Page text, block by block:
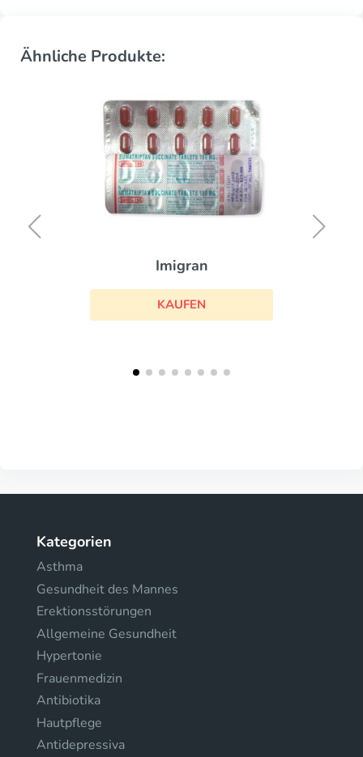
Ähnliche Produkte:
Imigran
KAUFEN
Kategorien
Asthma
Gesundheit des Mannes
Erektionsstörungen
Allgemeine Gesundheit
Hypertonie
Frauenmedizin
Antibiotika
Hautpflege
Antidepressiva